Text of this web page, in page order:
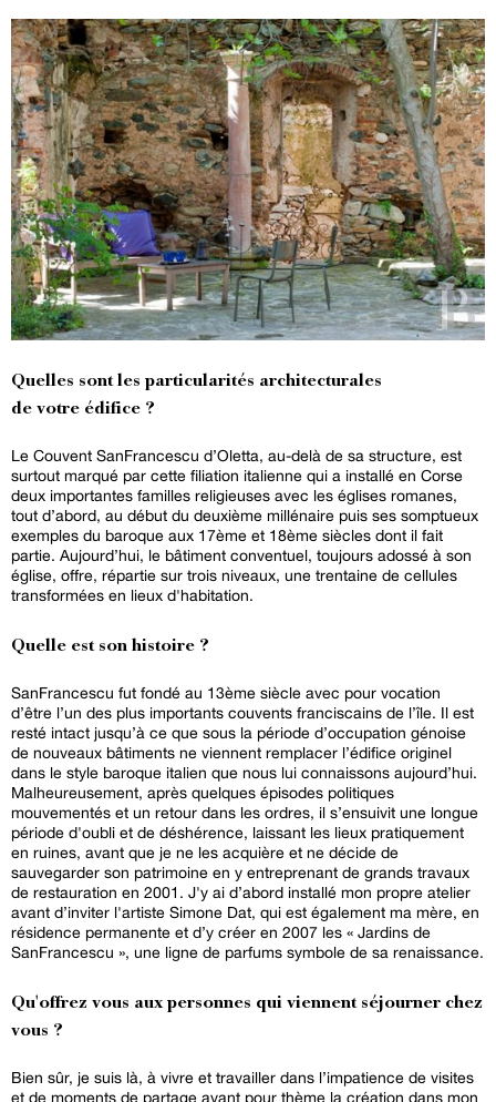
Quelles sont les particularités architecturales
de votre édifice ?
Le Couvent SanFrancescu d’Oletta, au-delà de sa structure, est
surtout marqué par cette filiation italienne qui a installé en Corse
deux importantes familles religieuses avec les églises romanes,
tout d’abord, au début du deuxième millénaire puis ses somptueux
exemples du baroque aux 17ème et 18ème siècles dont il fait
partie. Aujourd’hui, le bâtiment conventuel, toujours adossé à son
église, offre, répartie sur trois niveaux, une trentaine de cellules
transformées en lieux d'habitation.
Quelle est son histoire ?
SanFrancescu fut fondé au 13ème siècle avec pour vocation
d’être l’un des plus importants couvents franciscains de l’île. Il est
resté intact jusqu’à ce que sous la période d’occupation génoise
de nouveaux bâtiments ne viennent remplacer l’édifice originel
dans le style baroque italien que nous lui connaissons aujourd’hui.
Malheureusement, après quelques épisodes politiques
mouvementés et un retour dans les ordres, il s’ensuivit une longue
période d'oubli et de déshérence, laissant les lieux pratiquement
en ruines, avant que je ne les acquière et ne décide de
sauvegarder son patrimoine en y entreprenant de grands travaux
de restauration en 2001. J'y ai d’abord installé mon propre atelier
avant d’inviter l'artiste Simone Dat, qui est également ma mère, en
résidence permanente et d’y créer en 2007 les « Jardins de
SanFrancescu », une ligne de parfums symbole de sa renaissance.
Qu'offrez vous aux personnes qui viennent séjourner chez
vous ?
Bien sûr, je suis là, à vivre et travailler dans l’impatience de visites
et de moments de partage ayant pour thème la création dans mon